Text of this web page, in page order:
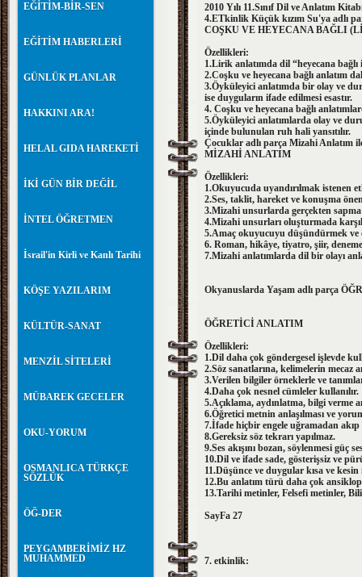
EĞİTİM-BİR-SEN
EĞİTİM HABERLERİ
GÜNLÜK PLANLAR
HAKKINI ARA!
HELAL GIDA HAREKETİ
İKİ GÜN BİR DEĞİL
İNTEL ÖĞRETMEN
İsrail'in Kirli ve Kanlı Tarihi
KÖŞE YAZILARIM
KÜLTÜR-SANAT
MENZİL SİTELERİ
MÜBAREK GECELER
OKU-YORUM
OSMANLICA TÜRKÇE
SÖZLÜK
ÖĞ-DER
PEYGAMBERİMİZ HZ
MUHAMMED
2010 Yılı 11.Sınıf Dil ve Anlatım
4.ETkinlik Küçük kızım Su'ya adlı
COŞKU VE HEYECANA BAĞLI
Özellikleri:
1.Lirik anlatımda dil “heyecana bağlı
2.Coşku ve heyecana bağlı anlatım
3.Öyküleyici anlatımda bir olay ve
ise duyguların ifade edilmesi esastır.
4. Coşku ve heyecana bağlı
5.Öyküleyici anlatımlarda olay ve
içinde bulunulan ruh hali yansıtılır.
Çocuklar adlı parça Mizahi Anlatım
MİZAHİ ANLATIM
Özellikleri:
1.Okuyucuda uyandırılmak istenen
2.Ses, taklit, hareket ve konuşma
3.Mizahi unsurlarda gerçekten sapma
4.Mizahi unsurları oluşturmada
5.Amaç okuyucuyu düşündürmek ve
6. Roman, hikâye, tiyatro, şiir,
7.Mizahi anlatımlarda dil bir olayı
Okyanuslarda Yaşam adlı parça
ÖĞRETİCİ ANLATIM
Özellikleri:
1.Dil daha çok göndergesel işlevde
2.Söz sanatlarına, kelimelerin mecaz
3.Verilen bilgiler örneklerle ve
4.Daha çok nesnel cümleler kullanılır.
5.Açıklama, aydınlatma, bilgi verme
6.Öğretici metnin anlaşılması ve
7.İfade hiçbir engele uğramadan akıp
8.Gereksiz söz tekrarı yapılmaz.
9.Ses akışını bozan, söylenmesi güç
10.Dil ve ifade sade, gösterişsiz ve
11.Düşünce ve duygular kısa ve
12.Bu anlatım türü daha çok
13.Tarihi metinler, Felsefi metinler,
SayFa 27
7. etkinlik: